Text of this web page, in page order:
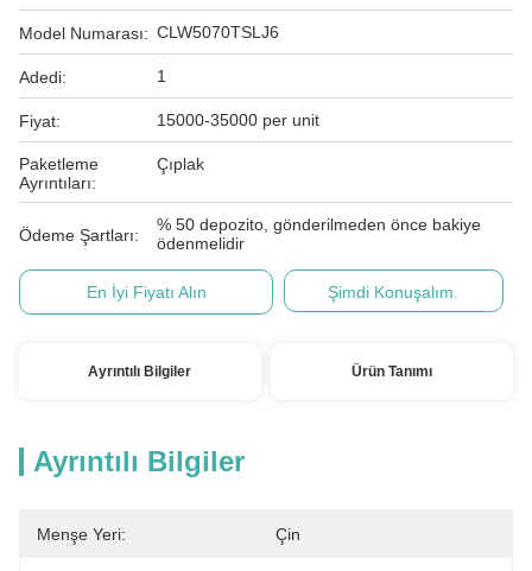
Model Numarası: CLW5070TSLJ6
Adedi: 1
Fiyat: 15000-35000 per unit
Paketleme
Ayrıntıları:
Çıplak
Ödeme Şartları:
% 50 depozito, gönderilmeden önce bakiye
ödenmelidir
En İyi Fiyatı Alın Şimdi Konuşalım.
Ayrıntılı Bilgiler Ürün Tanımı
Ayrıntılı Bilgiler
Menşe Yeri: Çin